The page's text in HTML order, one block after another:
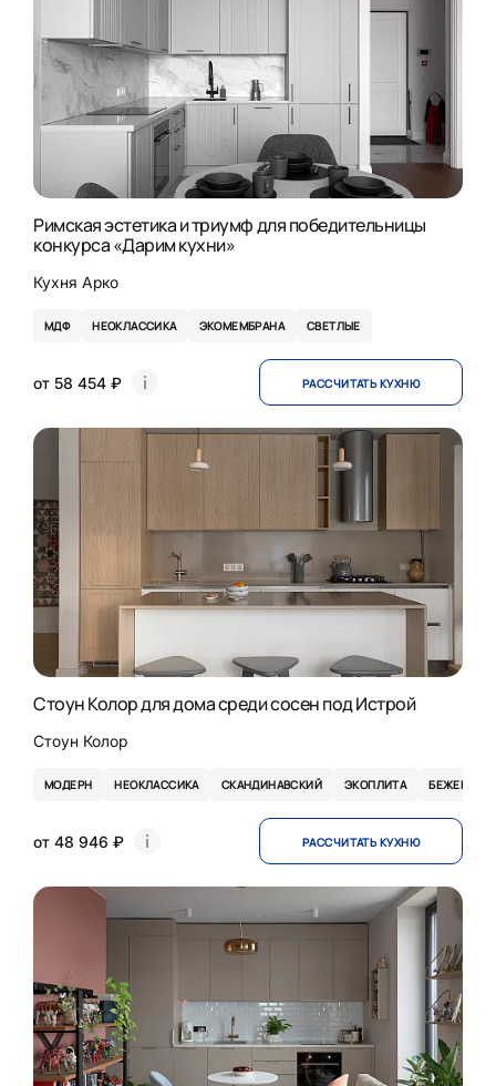
Римская эстетика и триумф для победительницы
конкурса «Дарим кухни»
Кухня Арко
МДФ НЕОКЛАССИКА ЭКОМЕМБРАНА СВЕТЛЫЕ
от 58 454 ₽ РАССЧИТАТЬ КУХНЮ
Стоун Колор для дома среди сосен под Истрой
Стоун Колор
МОДЕРН НЕОКЛАССИКА СКАНДИНАВСКИЙ ЭКОПЛИТА БЕЖЕВЫЕ
от 48 946 ₽ РАССЧИТАТЬ КУХНЮ